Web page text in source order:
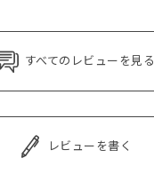
すべてのレビューを見る
レビューを書く